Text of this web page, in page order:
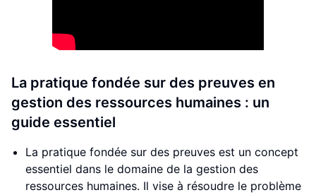
La pratique fondée sur des preuves en
gestion des ressources humaines : un
guide essentiel
La pratique fondée sur des preuves est un concept
essentiel dans le domaine de la gestion des
ressources humaines. Il vise à résoudre le problème